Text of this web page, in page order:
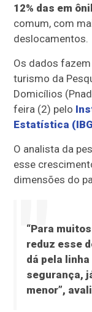
12% das em
comum, com
deslocamentos.
Os dados
turismo da
Domicílios
feira (2) pelo
Estatística
O analista da
esse
dimensões do
“Para
reduz esse
dá pela
segurança,
menor”,